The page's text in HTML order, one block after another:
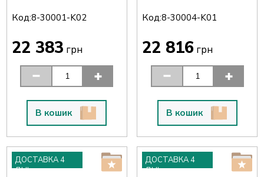
Код:8-30001-K02
22 383 грн
В кошик
Код:8-30004-K01
22 816 грн
В кошик
ДОСТАВКА 4
ДНІ
ДОСТАВКА 4
ДНІ